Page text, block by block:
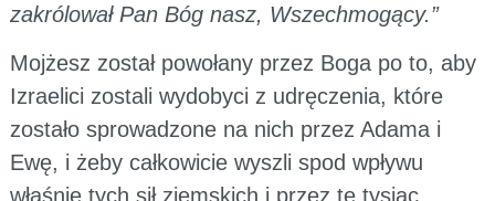
zakrólował Pan Bóg nasz, Wszechmogący.”
Mojżesz został powołany przez Boga po to, aby
Izraelici zostali wydobyci z udręczenia, które
zostało sprowadzone na nich przez Adama i
Ewę, i żeby całkowicie wyszli spod wpływu
właśnie tych sił ziemskich i przez te tysiąc